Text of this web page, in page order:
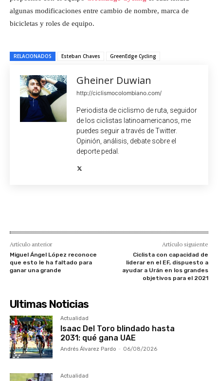
algunas modificaciones entre cambio de nombre, marca de
bicicletas y roles de equipo.
RELACIONADOS Esteban Chaves GreenEdge Cycling
Gheiner Duwian
http://ciclismocolombiano.com/
Periodista de ciclismo de ruta, seguidor
de los ciclistas latinoamericanos, me
puedes seguir a través de Twitter.
Opinión, análisis, debate sobre el
deporte pedal.
Artículo anterior
Miguel Ángel López reconoce
que esto le ha faltado para
ganar una grande
Artículo siguiente
Ciclista con capacidad de
liderar en el EF, dispuesto a
ayudar a Urán en los grandes
objetivos para el 2021
Ultimas Noticias
Actualidad
Isaac Del Toro blindado hasta
2031: qué gana UAE
Andrés Álvarez Pardo - 06/08/2026
Actualidad